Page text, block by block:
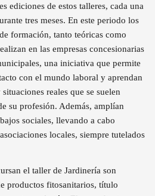
ediciones de estos talleres, cada una
tres meses. En este periodo los
formación, tanto teóricas como
en las empresas concesionarias
una iniciativa que permite
con el mundo laboral y aprendan
reales que se suelen
su profesión. Además, amplían
sociales, llevando a cabo
locales, siempre tutelados
el taller de Jardinería son
productos fitosanitarios, título